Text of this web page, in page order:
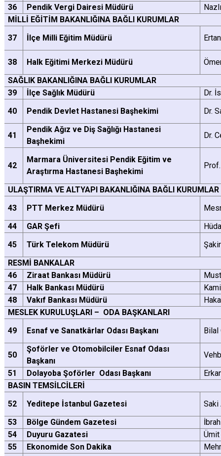
36
Pendik Vergi Dairesi Müdürü
MİLLİ EĞİTİM BAKANLIĞINA BAĞLI KURUMLAR
37
İlçe Milli Eğitim Müdürü
38 Halk Eğitimi Merkezi Müdürü
SAĞLIK BAKANLIĞINA BAĞLI KURUMLAR
39
İlçe Sağlık Müdürü
Dr.
40
Pendik Devlet Hastanesi Başhekimi Dr.
41
Pendik Ağız ve Diş Sağlığı Hastanesi
Başhekimi
Dr.
42
Marmara Üniversitesi Pendik Eğitim ve
Araştırma Hastanesi Başhekimi
ULAŞTIRMA VE ALTYAPI BAKANLIĞINA BAĞLI KURUMLAR
43
PTT Merkez Müdürü
44
GAR Şefi
45
Türk Telekom Müdürü
RESMİ BANKALAR
46
Ziraat Bankası Müdürü
47
Halk Bankası Müdürü
48
Vakıf Bankası Müdürü
MESLEK KURULUŞLARI – ODA BAŞKANLARI
49
Esnaf ve Sanatkârlar Odası Başkanı Bilal
50
Şoförler ve Otomobilciler Esnaf Odası
Başkanı
51
Dolayoba Şoförler Odası Başkanı
BASIN TEMSİLCİLERİ
52
Yeditepe İstanbul Gazetesi
Saki
53
Bölge Gündem Gazetesi
54
Duyuru Gazatesi
Ümit
55
Ekonomide Son Dakika